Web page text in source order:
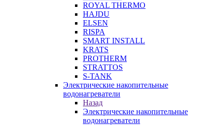
ROYAL THERMO
HAJDU
ELSEN
RISPA
SMART INSTALL
KRATS
PROTHERM
STRATTOS
S-TANK
Электрические накопительные
водонагреватели
Назад
Электрические накопительные
водонагреватели